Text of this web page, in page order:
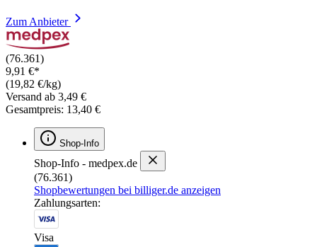
Zum Anbieter
(76.361)
9,91 €*
(19,82 €/kg)
Versand ab 3,49 €
Gesamtpreis: 13,40 €
Shop-Info
Shop-Info - medpex.de
(76.361)
Shopbewertungen bei billiger.de anzeigen
Zahlungsarten:
Visa